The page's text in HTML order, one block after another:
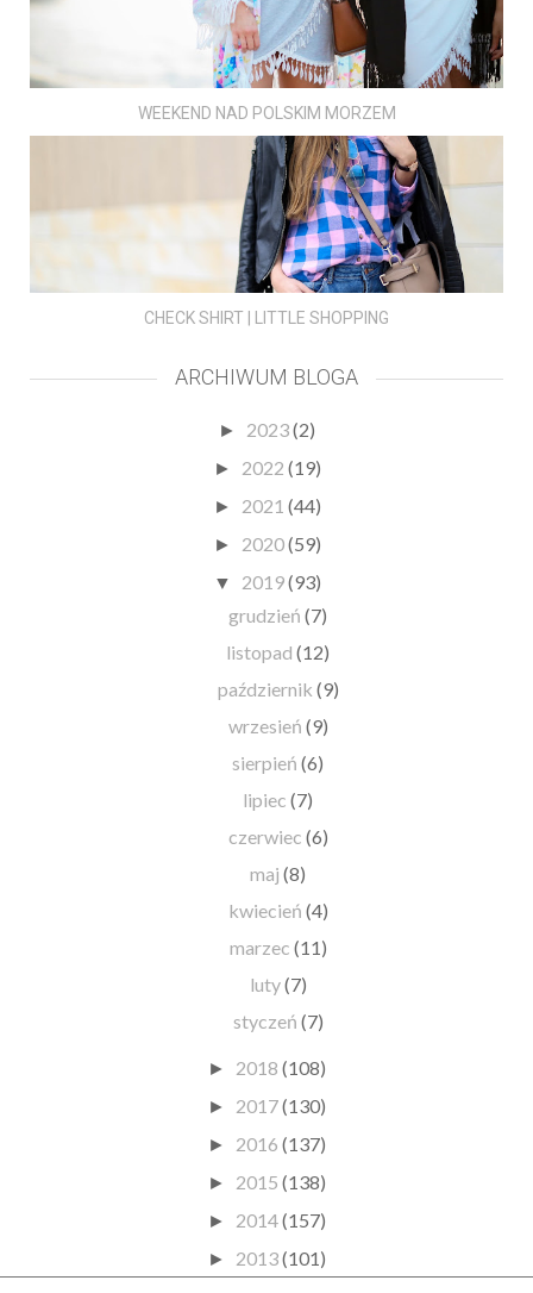
WEEKEND NAD POLSKIM MORZEM
CHECK SHIRT | LITTLE SHOPPING
ARCHIWUM BLOGA
► 2023(2)
► 2022 (19)
► 2021 (44)
► 2020(59)
▼ 2019(93)
grudzień(7)
listopad(12)
październik (9)
wrzesień (9)
sierpień(6)
lipiec(7)
czerwiec (6)
maj(8)
kwiecień (4)
marzec (11)
luty(7)
styczeń (7)
► 2018 (108)
► 2017(130)
► 2016 (137)
► 2015 (138)
► 2014(157)
► 2013(101)